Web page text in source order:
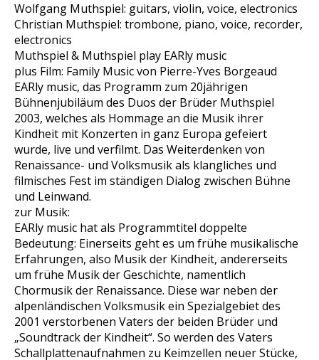
Wolfgang Muthspiel: guitars, violin, voice, electronics
Christian Muthspiel: trombone, piano, voice, recorder,
electronics
Muthspiel & Muthspiel play EARly music
plus Film: Family Music von Pierre-Yves Borgeaud
EARly music, das Programm zum 20jährigen
Bühnenjubiläum des Duos der Brüder Muthspiel
2003, welches als Hommage an die Musik ihrer
Kindheit mit Konzerten in ganz Europa gefeiert
wurde, live und verfilmt. Das Weiterdenken von
Renaissance- und Volksmusik als klangliches und
filmisches Fest im ständigen Dialog zwischen Bühne
und Leinwand.
zur Musik:
EARly music hat als Programmtitel doppelte
Bedeutung: Einerseits geht es um frühe musikalische
Erfahrungen, also Musik der Kindheit, andererseits
um frühe Musik der Geschichte, namentlich
Chormusik der Renaissance. Diese war neben der
alpenländischen Volksmusik ein Spezialgebiet des
2001 verstorbenen Vaters der beiden Brüder und
„Soundtrack der Kindheit“. So werden des Vaters
Schallplattenaufnahmen zu Keimzellen neuer Stücke,